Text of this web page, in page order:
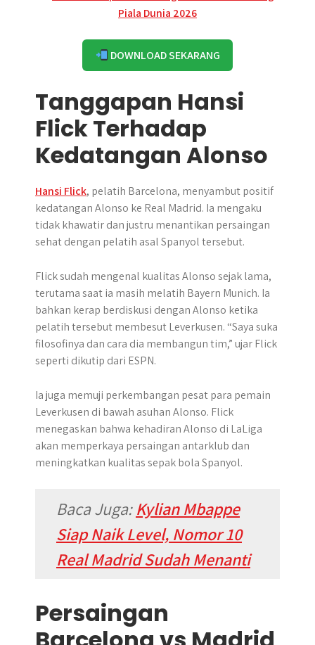
DOWNLOAD SEKARANG
Tanggapan Hansi
Flick Terhadap
Kedatangan Alonso
Hansi Flick, pelatih Barcelona, menyambut positif
kedatangan Alonso ke Real Madrid. Ia mengaku
tidak khawatir dan justru menantikan persaingan
sehat dengan pelatih asal Spanyol tersebut.
Flick sudah mengenal kualitas Alonso sejak lama,
terutama saat ia masih melatih Bayern Munich. Ia
bahkan kerap berdiskusi dengan Alonso ketika
pelatih tersebut membesut Leverkusen. “Saya suka
filosofinya dan cara dia membangun tim,” ujar Flick
seperti dikutip dari ESPN.
Ia juga memuji perkembangan pesat para pemain
Leverkusen di bawah asuhan Alonso. Flick
menegaskan bahwa kehadiran Alonso di LaLiga
akan memperkaya persaingan antarklub dan
meningkatkan kualitas sepak bola Spanyol.
Baca Juga:Kylian Mbappe
Siap Naik Level, Nomor 10
Real Madrid Sudah Menanti
Persaingan